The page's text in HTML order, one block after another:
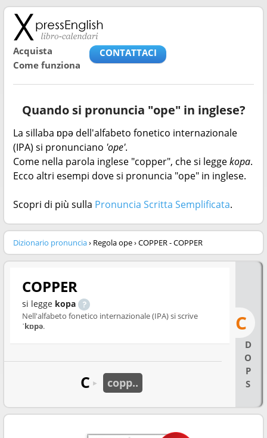
Acquista
Come funziona
CONTATTACI
Quando si pronuncia "ope" in inglese?
La sillaba ɒpə dell'alfabeto fonetico internazionale
(IPA) si pronunciano 'ope'.
Come nella parola inglese "copper", che si leggekopa.
Ecco altri esempi dove si pronuncia "ope" in inglese.
Scopri di più sulla Pronuncia Scritta Semplificata.
Dizionario pronuncia› Regola ope › COPPER - COPPER
C
D
O
P
S
COPPER
si legge kopa
Nell'alfabeto fonetico internazionale (IPA) si scrive
ˈkɒpə.
C ► copp..